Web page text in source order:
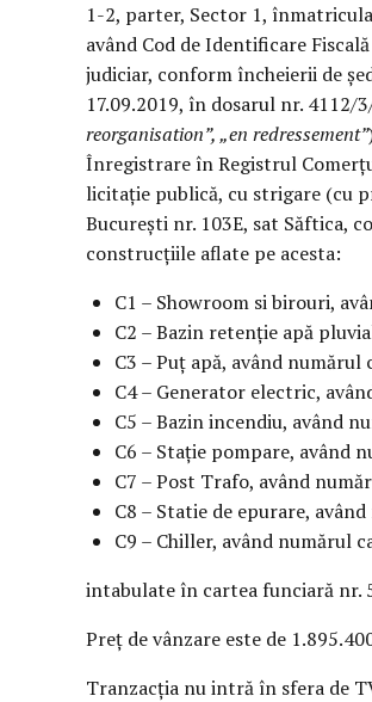
1-2, parter, Sector 1,
având Cod de Identificare
judiciar, conform încheierii de
17.09.2019, în dosarul nr. 4112/
reorganisation”, „en redressement”
Înregistrare în Registrul
licitație publică, cu strigare (cu
București nr. 103E, sat Săftica,
construcțiile aflate pe acesta:
C1 – Showroom si birouri,
C2 – Bazin retenție apă
C3 – Puț apă, având
C4 – Generator electric,
C5 – Bazin incendiu, având
C6 – Stație pompare, având
C7 – Post Trafo, având
C8 – Statie de epurare,
C9 – Chiller, având numărul
intabulate în cartea funciară nr.
Preț de vânzare este de
Tranzacția nu intră în sfera de